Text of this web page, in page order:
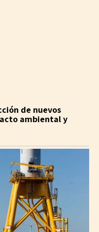
de nuevos
ambiental y